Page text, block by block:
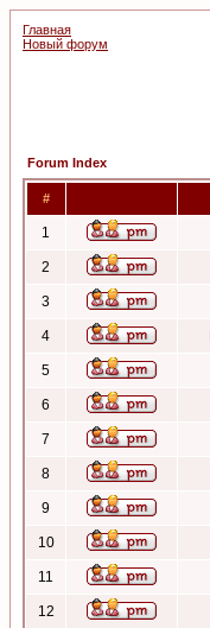
Главная
Новый форум
Forum Index
#
1
2
3
4
5
6
7
8
9
10
11
12